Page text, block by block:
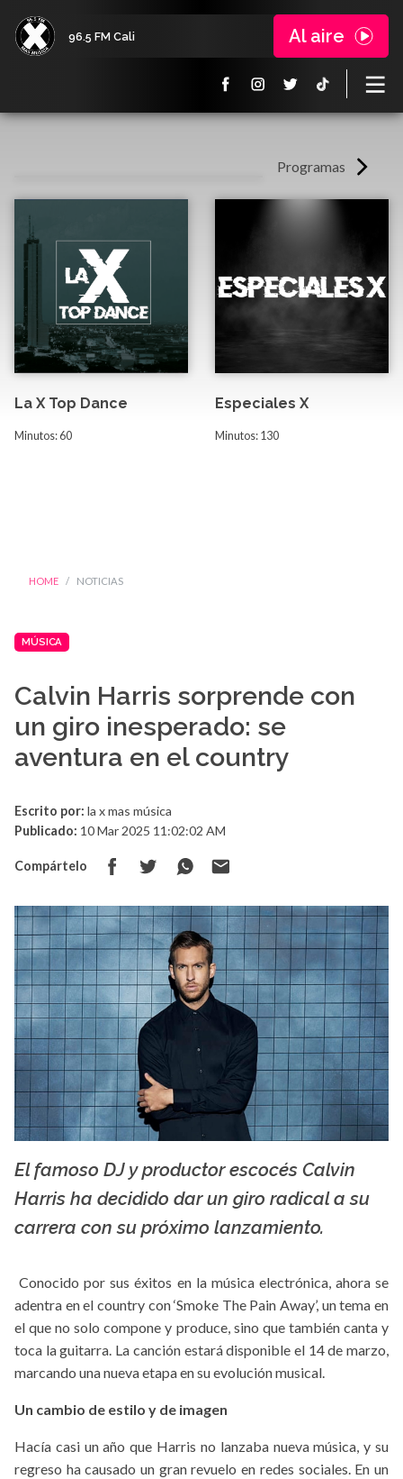
96.5 FM Cali Al aire
Programas
La X Top Dance
Minutos: 60
Especiales X
Minutos: 130
HOME NOTICIAS
MÚSICA
Calvin Harris sorprende con
un giro inesperado: se
aventura en el country
Escrito por: la x mas música
Publicado: 10 Mar 2025 11:02:02 AM
Compártelo
La X mas música
El famoso DJ y productor escocés Calvin
Harris ha decidido dar un giro radical a su
carrera con su próximo lanzamiento.
Conocido por sus éxitos en la música electrónica, ahora se
adentra en el country con ‘Smoke The Pain Away’, un tema en
el que no solo compone y produce, sino que también canta y
toca la guitarra. La canción estará disponible el 14 de marzo,
marcando una nueva etapa en su evolución musical.
Un cambio de estilo y de imagen
Hacía casi un año que Harris no lanzaba nueva música, y su
regreso ha causado un gran revuelo en redes sociales. En un